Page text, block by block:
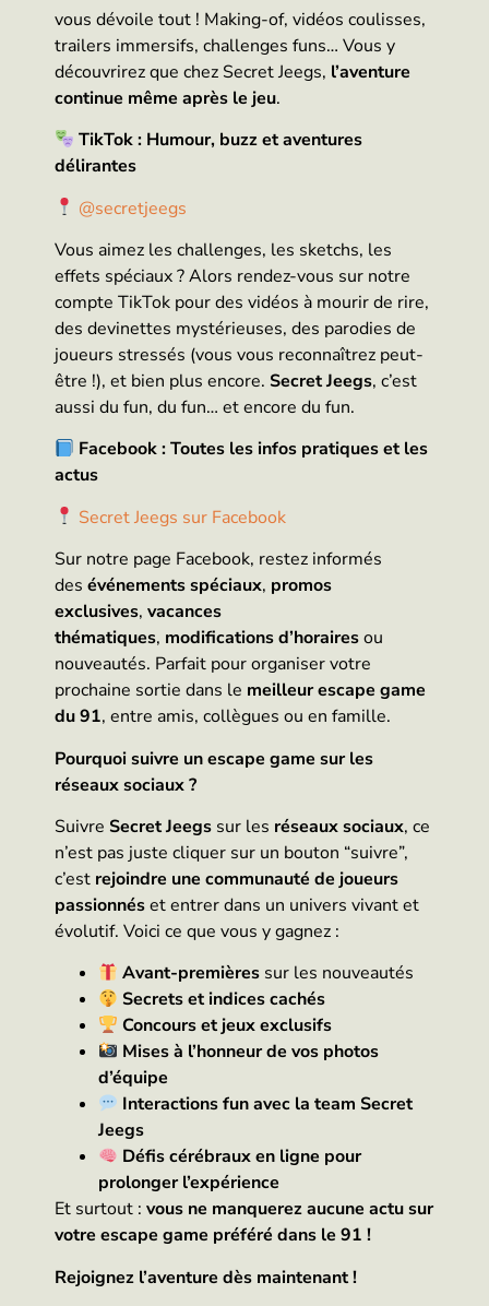
vous dévoile tout ! Making-of, vidéos coulisses,
trailers immersifs, challenges funs… Vous y
découvrirez que chez Secret Jeegs, l’aventure
continue même après le jeu.
TikTok : Humour, buzz et aventures
délirantes
@secretjeegs
Vous aimez les challenges, les sketchs, les
effets spéciaux ? Alors rendez-vous sur notre
compte TikTok pour des vidéos à mourir de rire,
des devinettes mystérieuses, des parodies de
joueurs stressés (vous vous reconnaîtrez peut-
être !), et bien plus encore. Secret Jeegs, c’est
aussi du fun, du fun… et encore du fun.
Facebook : Toutes les infos pratiques et les
actus
Secret Jeegs sur Facebook
Sur notre page Facebook, restez informés
des événements spéciaux, promos
exclusives, vacances
thématiques, modifications d’horairesou
nouveautés. Parfait pour organiser votre
prochaine sortie dans le meilleur escape game
du 91, entre amis, collègues ou en famille.
Pourquoi suivre un escape game sur les
réseaux sociaux ?
Suivre Secret Jeegs sur les réseaux sociaux, ce
n’est pas juste cliquer sur un bouton “suivre”,
c’est rejoindre une communauté de joueurs
passionnéset entrer dans un univers vivant et
évolutif. Voici ce que vous y gagnez :
Avant-premières sur les nouveautés
Secrets et indices cachés
Concours et jeux exclusifs
Mises à l’honneur de vos photos
d’équipe
Interactions fun avec la team Secret
Jeegs
Défis cérébraux en ligne pour
prolonger l’expérience
Et surtout : vous ne manquerez aucune actu sur
votre escape game préféré dans le 91 !
Rejoignez l’aventure dès maintenant !